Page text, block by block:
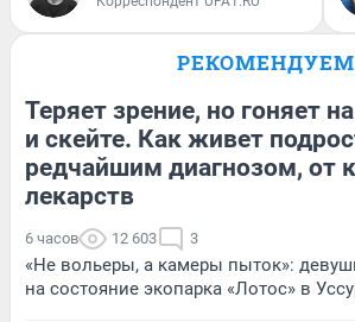
РЕКОМЕНДУЕМ
Теряет зрение, но гоняет
и скейте. Как живет
редчайшим диагнозом, от
лекарств
6 часов 12 603 3
«Не вольеры, а камеры пыток»:
на состояние экопарка «Лотос» в